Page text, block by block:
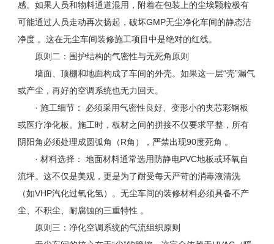
感。如果人员和物料通道混用，附着在包装上的尘埃颗粒极有
可能通过人员走动再次扬起，破坏GMP无尘净化车间的静态洁
净度 。这在无尘车间装修施工项目中是绝对的红线。
原则二：围护结构的气密性与无死角原则
墙面、顶棚和地面构成了车间的外壳。如果这一层“壳”漏气
或产尘，再好的空调系统也无力回天。
· 施工细节： 必须采用气密性良好、变形小的夹芯彩钢板
或医疗净化板。施工时，板材之间的拼接不仅要求平整，所有
阴阳角必须处理成圆弧角（R角），严禁出现90度死角 。
· 材料选择： 地面材料通常选用防静电PVC地板或环氧自
流坪。这不仅是美观，更是为了耐受每天严苛的消毒液清洗
（如VHP汽化过氧化氢）。无尘车间的装修材料必须具备不产
尘、不积尘、耐腐蚀的三重特性 。
原则三：净化空调系统的气流组织原则